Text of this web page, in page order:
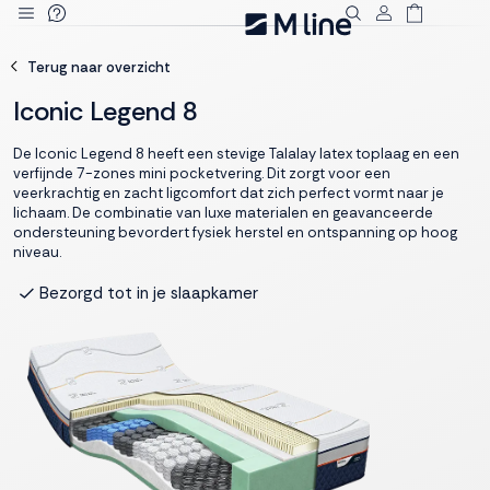
gebruikt
cookies
M line plaatst
functionele,
analytische en
Dankzij functionele
website goed, terwijl
de analytische
cookies ons helpen
om de website te
verbeteren. Via de
marketing cookies
kunnen we jouw
Terug naar overzicht
Iconic Legend 8
De Iconic Legend 8 heeft een stevige Talalay latex toplaag en een
verfijnde 7-zones mini pocketvering. Dit zorgt voor een
veerkrachtig en zacht ligcomfort dat zich perfect vormt naar je
lichaam. De combinatie van luxe materialen en geavanceerde
ondersteuning bevordert fysiek herstel en ontspanning op hoog
niveau.
Bezorgd tot in je slaapkamer